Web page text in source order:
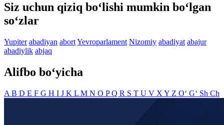
Siz uchun qiziq bo‘lishi mumkin bo‘lgan
so‘zlar
Yupiter abadiyan abortYevroparlament Nizomiy abadiyat abajur
abadiylik abjaq
Alifbo bo‘yicha
A B D E F G H I J K L M N O PQ R S T U V X Y Z O‘ G‘ Sh Ch